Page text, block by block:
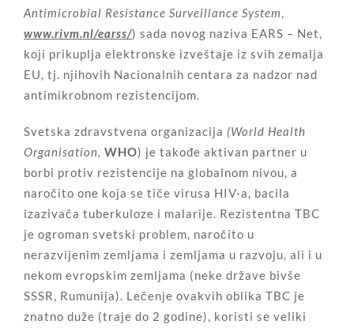
Antimicrobial Resistance Surveillance System,
www.rivm.nl/earss/) sada novog naziva EARS – Net,
koji prikuplja elektronske izveštaje iz svih zemalja
EU, tj. njihovih Nacionalnih centara za nadzor nad
antimikrobnom rezistencijom.
Svetska zdravstvena organizacija (World Health
Organisation, WHO) je takođe aktivan partner u
borbi protiv rezistencije na globalnom nivou, a
naročito one koja se tiče virusa HIV-a, bacila
izazivača tuberkuloze i malarije. Rezistentna TBC
je ogroman svetski problem, naročito u
nerazvijenim zemljama i zemljama u razvoju, ali i u
nekom evropskim zemljama (neke države bivše
SSSR, Rumunija). Lečenje ovakvih oblika TBC je
znatno duže (traje do 2 godine), koristi se veliki